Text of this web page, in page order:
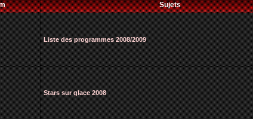
Sujets
Liste des programmes 2008/2009
Stars sur glace 2008